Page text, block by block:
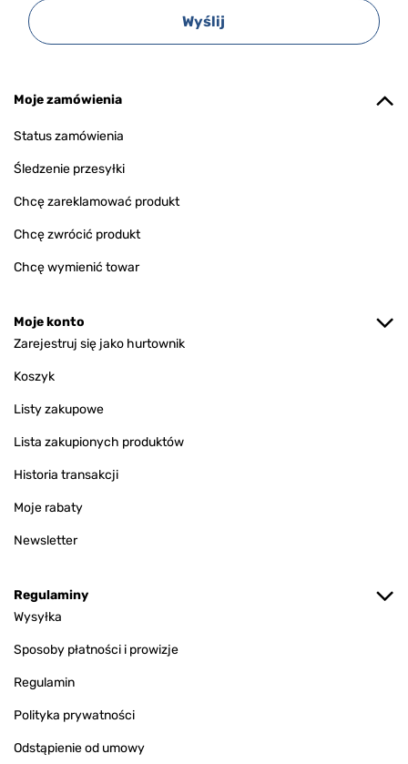
Wyślij
Moje zamówienia
Status zamówienia
Śledzenie przesyłki
Chcę zareklamować produkt
Chcę zwrócić produkt
Chcę wymienić towar
Moje konto
Zarejestruj się jako hurtownik
Koszyk
Listy zakupowe
Lista zakupionych produktów
Historia transakcji
Moje rabaty
Newsletter
Regulaminy
Wysyłka
Sposoby płatności i prowizje
Regulamin
Polityka prywatności
Odstąpienie od umowy